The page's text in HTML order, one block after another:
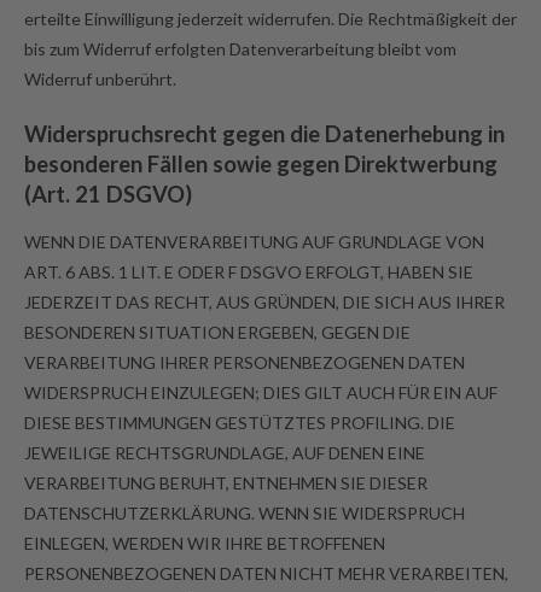
erteilte Einwilligung jederzeit widerrufen. Die Rechtmäßigkeit der
bis zum Widerruf erfolgten Datenverarbeitung bleibt vom
Widerruf unberührt.
Widerspruchsrecht gegen die Datenerhebung in
besonderen Fällen sowie gegen Direktwerbung
(Art. 21 DSGVO)
WENN DIE DATENVERARBEITUNG AUF GRUNDLAGE VON
ART. 6 ABS. 1 LIT. E ODER F DSGVO ERFOLGT, HABEN SIE
JEDERZEIT DAS RECHT, AUS GRÜNDEN, DIE SICH AUS IHRER
BESONDEREN SITUATION ERGEBEN, GEGEN DIE
VERARBEITUNG IHRER PERSONENBEZOGENEN DATEN
WIDERSPRUCH EINZULEGEN; DIES GILT AUCH FÜR EIN AUF
DIESE BESTIMMUNGEN GESTÜTZTES PROFILING. DIE
JEWEILIGE RECHTSGRUNDLAGE, AUF DENEN EINE
VERARBEITUNG BERUHT, ENTNEHMEN SIE DIESER
DATENSCHUTZERKLÄRUNG. WENN SIE WIDERSPRUCH
EINLEGEN, WERDEN WIR IHRE BETROFFENEN
PERSONENBEZOGENEN DATEN NICHT MEHR VERARBEITEN,